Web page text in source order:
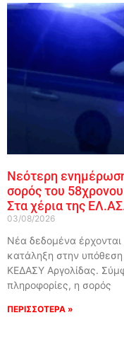
Νεότερη
σορός του
Στα χέρια της
03/08/2026
Νέα δεδομένα
κατάληξη στην
ΚΕΔΑΣΥ Αργολίδας.
πληροφορίες, η σορός
ΠΕΡΙΣΣΟΤΕΡΑ »